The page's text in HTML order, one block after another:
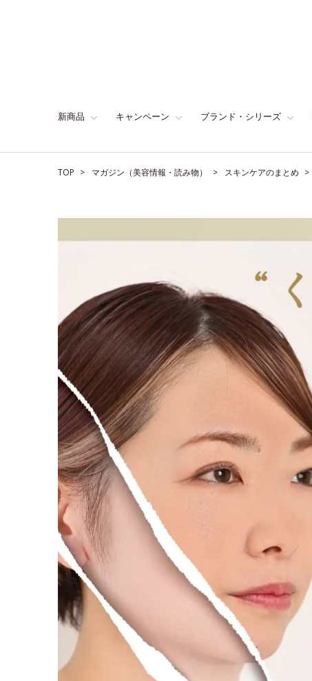
新商品 キャンペーン ブランド・シリーズ
TOP マガジン（美容情報・読み物） スキンケアのまとめ